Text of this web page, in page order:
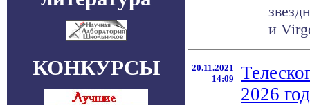
КОНКУРСЫ
и
20.11.2021
14:09
2026